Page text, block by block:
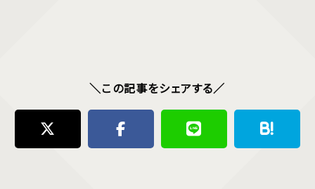
＼この記事をシェアする／